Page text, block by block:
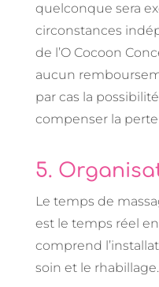
quelconque sera
circonstances
de l’O Cocoon
aucun
par cas la
compenser la
5.
Le temps de
est le temps réel
comprend
soin et le rhabillage.